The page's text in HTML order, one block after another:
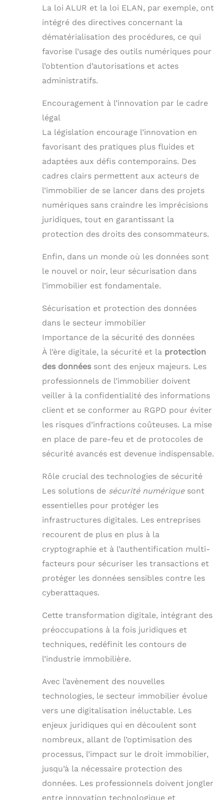
La loi ALUR et la loi ELAN, par exemple, ont
intégré des directives concernant la
dématérialisation des procédures, ce qui
favorise l’usage des outils numériques pour
l’obtention d’autorisations et actes
administratifs.
Encouragement à l’innovation par le cadre
légal
La législation encourage l’innovation en
favorisant des pratiques plus fluides et
adaptées aux défis contemporains. Des
cadres clairs permettent aux acteurs de
l’immobilier de se lancer dans des projets
numériques sans craindre les imprécisions
juridiques, tout en garantissant la
protection des droits des consommateurs.
Enfin, dans un monde où les données sont
le nouvel or noir, leur sécurisation dans
l’immobilier est fondamentale.
Sécurisation et protection des données
dans le secteur immobilier
Importance de la sécurité des données
À l’ère digitale, la sécurité et la protection
des données sont des enjeux majeurs. Les
professionnels de l’immobilier doivent
veiller à la confidentialité des informations
client et se conformer au RGPD pour éviter
les risques d’infractions coûteuses. La mise
en place de pare-feu et de protocoles de
sécurité avancés est devenue indispensable.
Rôle crucial des technologies de sécurité
Les solutions de sécurité numériquesont
essentielles pour protéger les
infrastructures digitales. Les entreprises
recourent de plus en plus à la
cryptographie et à l’authentification multi-
facteurs pour sécuriser les transactions et
protéger les données sensibles contre les
cyberattaques.
Cette transformation digitale, intégrant des
préoccupations à la fois juridiques et
techniques, redéfinit les contours de
l’industrie immobilière.
Avec l’avènement des nouvelles
technologies, le secteur immobilier évolue
vers une digitalisation inéluctable. Les
enjeux juridiques qui en découlent sont
nombreux, allant de l’optimisation des
processus, l’impact sur le droit immobilier,
jusqu’à la nécessaire protection des
données. Les professionnels doivent jongler
entre innovation technologique et